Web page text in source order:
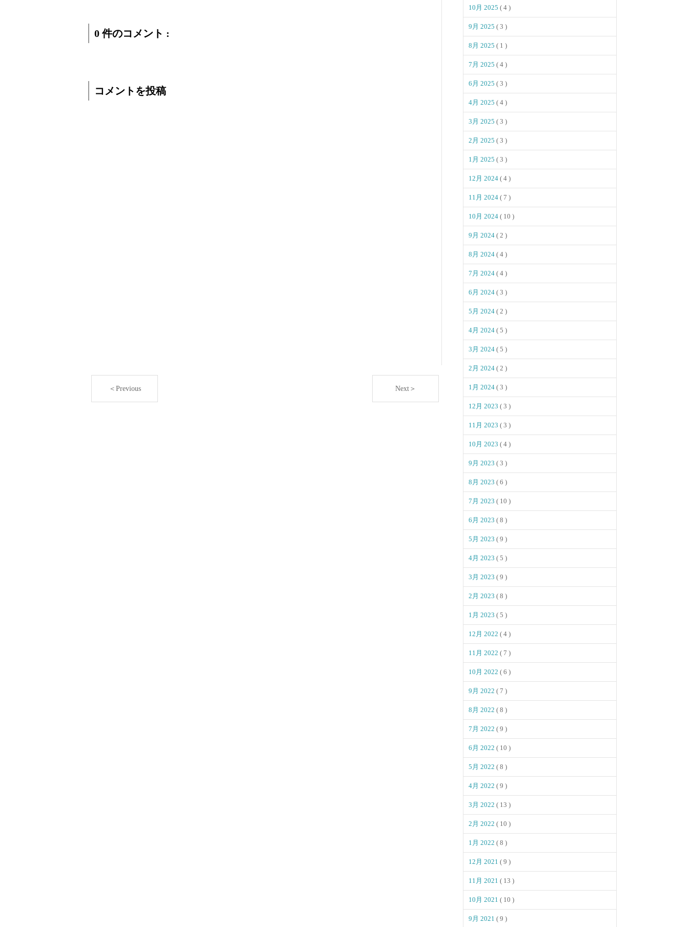
0 件のコメント :
コメントを投稿
＜Previous Next＞
10月 2025 ( 4 )
9月 2025 ( 3 )
8月 2025 ( 1 )
7月 2025 ( 4 )
6月 2025 ( 3 )
4月 2025 ( 4 )
3月 2025 ( 3 )
2月 2025 ( 3 )
1月 2025 ( 3 )
12月 2024 ( 4 )
11月 2024 ( 7 )
10月 2024 ( 10 )
9月 2024 ( 2 )
8月 2024 ( 4 )
7月 2024 ( 4 )
6月 2024 ( 3 )
5月 2024 ( 2 )
4月 2024 ( 5 )
3月 2024 ( 5 )
2月 2024 ( 2 )
1月 2024 ( 3 )
12月 2023 ( 3 )
11月 2023 ( 3 )
10月 2023 ( 4 )
9月 2023 ( 3 )
8月 2023 ( 6 )
7月 2023 ( 10 )
6月 2023 ( 8 )
5月 2023 ( 9 )
4月 2023 ( 5 )
3月 2023 ( 9 )
2月 2023 ( 8 )
1月 2023 ( 5 )
12月 2022 ( 4 )
11月 2022 ( 7 )
10月 2022 ( 6 )
9月 2022 ( 7 )
8月 2022 ( 8 )
7月 2022 ( 9 )
6月 2022 ( 10 )
5月 2022 ( 8 )
4月 2022 ( 9 )
3月 2022 ( 13 )
2月 2022 ( 10 )
1月 2022 ( 8 )
12月 2021 ( 9 )
11月 2021 ( 13 )
10月 2021 ( 10 )
9月 2021 ( 9 )